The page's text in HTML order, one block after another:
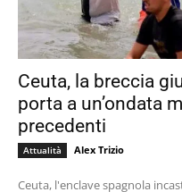
Ceuta, la breccia
porta a un’ondata
precedenti
Attualità Alex Trizio
Ceuta, l'enclave spagnola